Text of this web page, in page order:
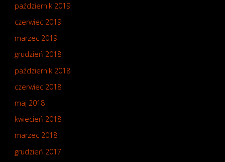
październik 2019
czerwiec 2019
marzec 2019
grudzień 2018
październik 2018
czerwiec 2018
maj 2018
kwiecień 2018
marzec 2018
grudzień 2017